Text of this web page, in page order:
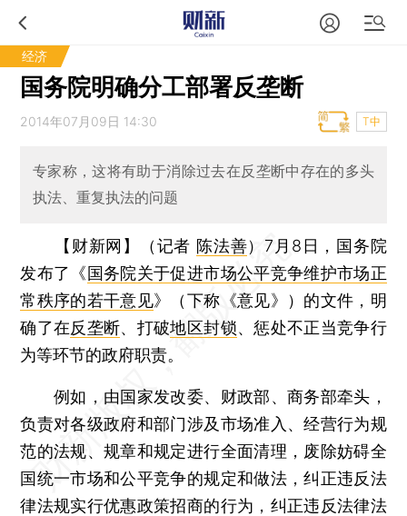
经济
国务院明确分工部署反垄断
2014年07月09日 14:30 T中
专家称，这将有助于消除过去在反垄断中存在的多头
执法、重复执法的问题
【财新网】（记者 陈法善）7月8日，国务院
发布了《国务院关于促进市场公平竞争维护市场正
常秩序的若干意见》（下称《意见》）的文件，明
确了在反垄断、打破地区封锁、惩处不正当竞争行
为等环节的政府职责。
例如，由国家发改委、财政部、商务部牵头，
负责对各级政府和部门涉及市场准入、经营行为规
范的法规、规章和规定进行全面清理，废除妨碍全
国统一市场和公平竞争的规定和做法，纠正违反法
律法规实行优惠政策招商的行为，纠正违反法律法